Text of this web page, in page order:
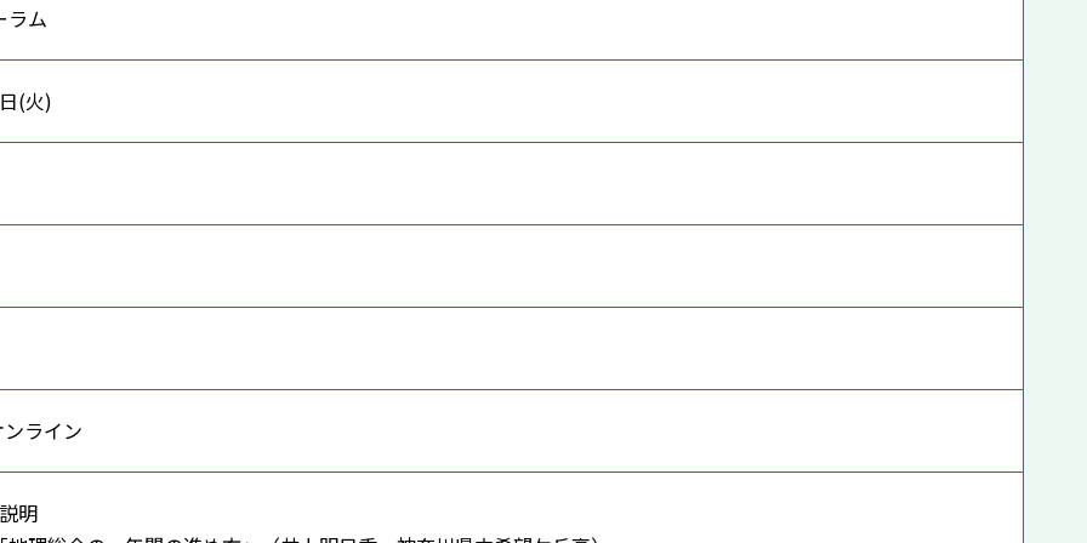
ラム
(火)
ライン
明